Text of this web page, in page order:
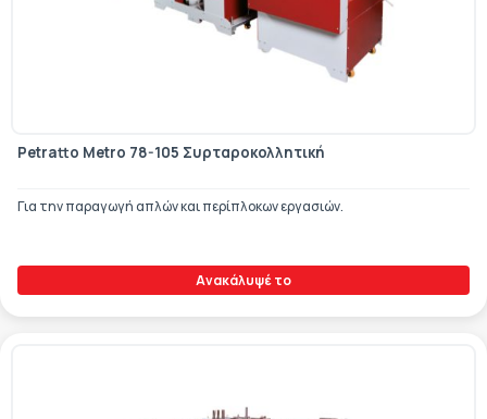
Petratto Metro 78-105 Συρταροκολλητική
Για την παραγωγή απλών και περίπλοκων εργασιών.
Ανακάλυψέ το